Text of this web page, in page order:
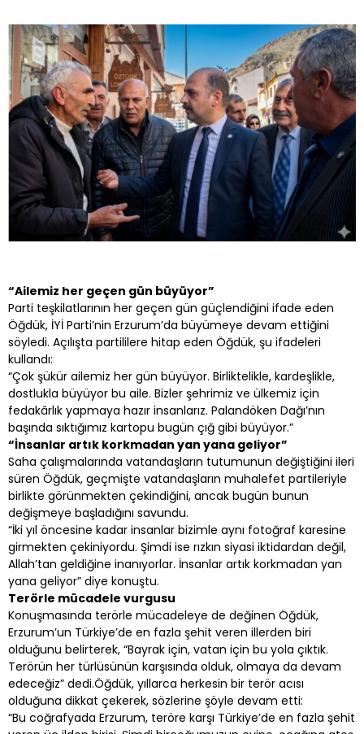
“Ailemiz her geçen gün büyüyor”
Parti teşkilatlarının her geçen gün güçlendiğini ifade eden
Öğdük, İYİ Parti’nin Erzurum’da büyümeye devam ettiğini
söyledi. Açılışta partililere hitap eden Öğdük, şu ifadeleri
kullandı:
“Çok şükür ailemiz her gün büyüyor. Birliktelikle, kardeşlikle,
dostlukla büyüyor bu aile. Bizler şehrimiz ve ülkemiz için
fedakârlık yapmaya hazır insanlarız. Palandöken Dağı’nın
başında sıktığımız kartopu bugün çığ gibi büyüyor.”
“İnsanlar artık korkmadan yan yana geliyor”
Saha çalışmalarında vatandaşların tutumunun değiştiğini ileri
süren Öğdük, geçmişte vatandaşların muhalefet partileriyle
birlikte görünmekten çekindiğini, ancak bugün bunun
değişmeye başladığını savundu.
“İki yıl öncesine kadar insanlar bizimle aynı fotoğraf karesine
girmekten çekiniyordu. Şimdi ise rızkın siyasi iktidardan değil,
Allah’tan geldiğine inanıyorlar. İnsanlar artık korkmadan yan
yana geliyor” diye konuştu.
Terörle mücadele vurgusu
Konuşmasında terörle mücadeleye de değinen Öğdük,
Erzurum’un Türkiye’de en fazla şehit veren illerden biri
olduğunu belirterek, “Bayrak için, vatan için bu yola çıktık.
Terörün her türlüsünün karşısında olduk, olmaya da devam
edeceğiz” dedi.Öğdük, yıllarca herkesin bir terör acısı
olduğuna dikkat çekerek, sözlerine şöyle devam etti:
“Bu coğrafyada Erzurum, teröre karşı Türkiye’de en fazla şehit